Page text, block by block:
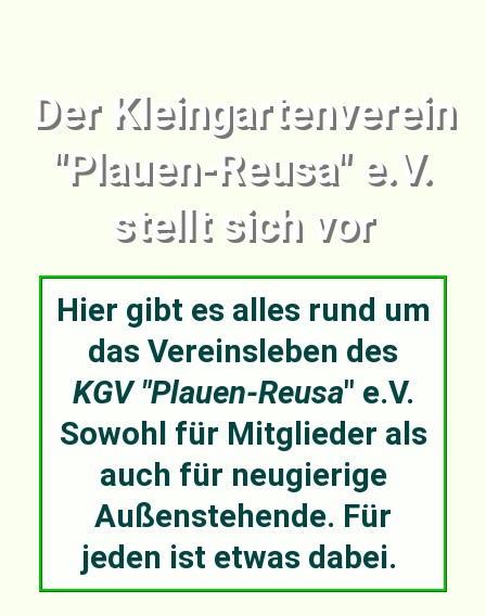
Der Kleingartenverein
"Plauen-Reusa" e.V.
stellt sich vor
Hier gibt es alles rund um
das Vereinsleben des
KGV "Plauen-Reusa" e.V.
Sowohl für Mitglieder als
auch für neugierige
Außenstehende. Für
jeden ist etwas dabei.